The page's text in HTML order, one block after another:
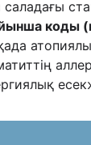
коды